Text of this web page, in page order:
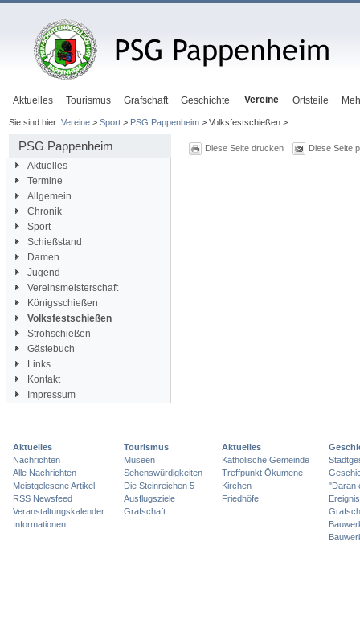
Aktuelles Tourismus Grafschaft Geschichte Vereine Ortsteile
Sie sind hier: Vereine> Sport> PSG Pappenheim> Volksfestschießen >
PSG Pappenheim
Aktuelles
Termine
Allgemein
Chronik
Sport
Schießstand
Damen
Jugend
Vereinsmeisterschaft
Königsschießen
Volksfestschießen
Strohschießen
Gästebuch
Links
Kontakt
Impressum
Diese Seite drucken Diese Seite
Aktuelles
Nachrichten
Alle Nachrichten
Meistgelesene Artikel
RSS Newsfeed
Veranstaltungskalender
Informationen
Tourismus
Museen
Sehenswürdigkeiten
Die Steinreichen 5
Ausflugsziele
Grafschaft
Aktuelles
Katholische Gemeinde
Treffpunkt Ökumene
Kirchen
Friedhöfe
"Daran